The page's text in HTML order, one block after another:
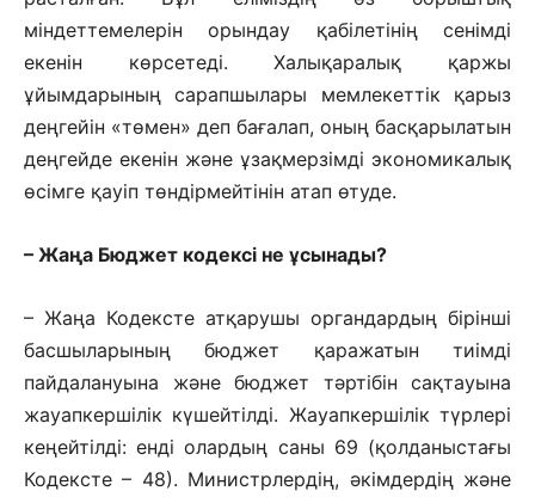
міндеттемелерін орындау қабілетінің сенімді
екенін көрсетеді. Халықаралық қаржы
ұйымдарының сарапшылары мемлекеттік қарыз
деңгейін «төмен» деп бағалап, оның басқарылатын
деңгейде екенін және ұзақмерзімді экономикалық
өсімге қауіп төндірмейтінін атап өтуде.
– Жаңа Бюджет кодексі не ұсынады?
– Жаңа Кодексте атқарушы орган­дардың бірінші
басшыларының бюд­жет қаражатын тиімді
пайдалануы­на және бюджет тәртібін сақтауына
жауап­кершілік күшейтілді. Жауапкер­шілік түр­лері
кеңейтілді: енді олардың саны 69 (қол­даныстағы
Кодексте – 48). Министр­л­ер­дің, әкімдердің және